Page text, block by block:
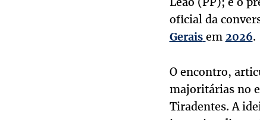
oficial da
Gerais em 2026.
O encontro,
majoritárias no
Tiradentes. A